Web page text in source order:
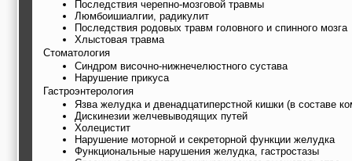
Последствия черепно-мозговой травмы
Люмбоишиалгии, радикулит
Последствия родовых травм головного и спинного мозга
Хлыстовая травма
Стоматология
Синдром височно-нижнечелюстного сустава
Нарушение прикуса
Гастроэнтерология
Язва желудка и двенадцатиперстной кишки (в составе
Дискинезии желчевыводящих путей
Холецистит
Нарушение моторной и секреторной функции желудка
Функциональные нарушения желудка, гастростазы